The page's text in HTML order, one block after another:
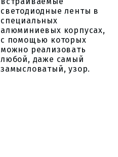
светодиодные ленты в
специальных
алюминиевых корпусах,
с помощью которых
можно реализовать
любой, даже самый
замысловатый, узор.